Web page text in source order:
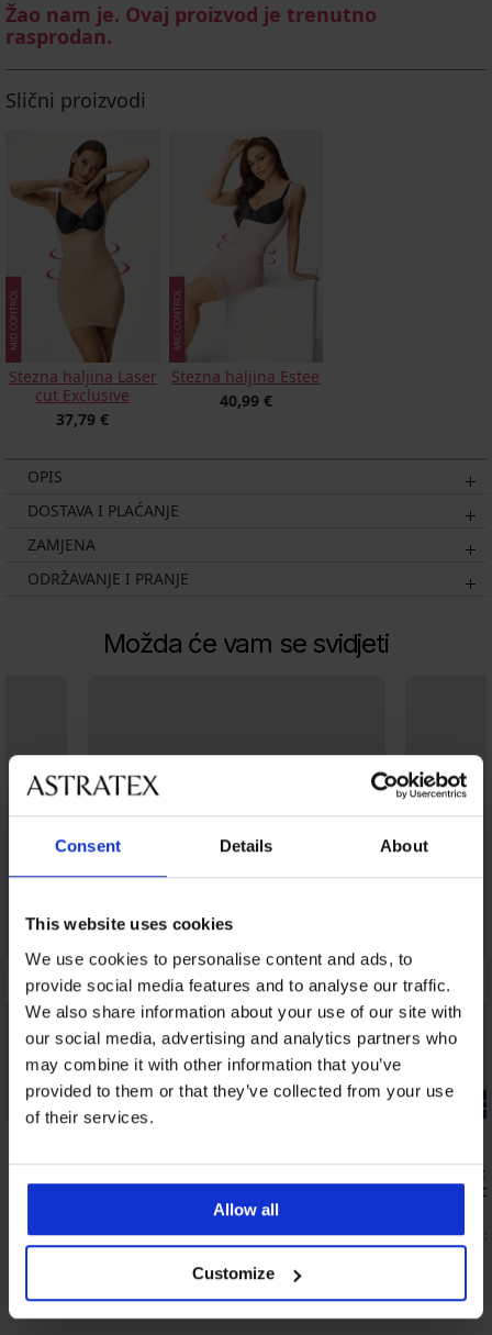
Consent Details About
This website uses cookies
We use cookies to personalise content and ads, to
provide social media features and to analyse our traffic.
We also share information about your use of our site with
our social media, advertising and analytics partners who
may combine it with other information that you’ve
provided to them or that they’ve collected from your use
of their services.
Allow all
Customize
Žao nam je. Ovaj proizvod je trenutno
rasprodan.
Slični proizvodi
Stezna haljina Laser
cut Exclusive
37,79 €
Stezna haljina Estee
40,99 €
OPIS
DOSTAVA I PLAĆANJE
ZAMJENA
ODRŽAVANJE I PRANJE
Možda će vam se svidjeti
Bestseller -20% GET20
Grudnjak
Nature
36,79 € kod: